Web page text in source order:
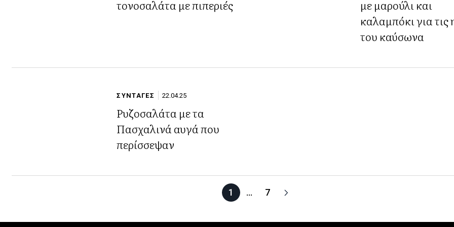
τονοσαλάτα με πιπεριές
με μαρούλι και
καλαμπόκι για τις
του καύσωνα
ΣΥΝΤΑΓΕΣ 22.04.25
Ρυζοσαλάτα με τα
Πασχαλινά αυγά που
περίσσεψαν
1 … 7